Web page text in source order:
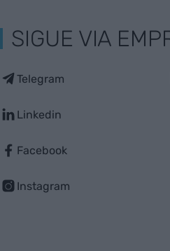
SIGUE VIA
Telegram
Linkedin
Facebook
Instagram